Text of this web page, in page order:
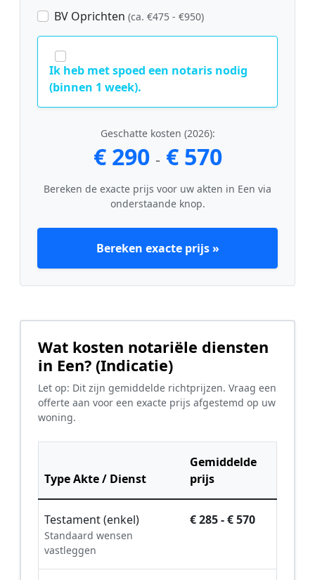
BV Oprichten (ca. €475 - €950)
Ik heb met spoed een notaris nodig
(binnen 1 week).
Geschatte kosten (2026):
€ 290 - € 570
Bereken de exacte prijs voor uw akten in Een via
onderstaande knop.
Bereken exacte prijs »
Wat kosten notariële diensten
in Een? (Indicatie)
Let op: Dit zijn gemiddelde richtprijzen. Vraag een
offerte aan voor een exacte prijs afgestemd op uw
woning.
Type Akte / Dienst
Gemiddelde
prijs
Testament (enkel)
Standaard wensen
vastleggen
€ 285 - € 570